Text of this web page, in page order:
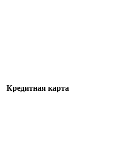
Кредитная карта